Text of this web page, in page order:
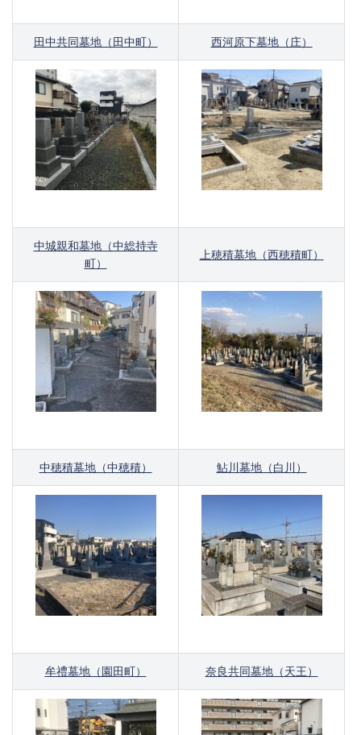
田中共同墓地（田中町） 西河原下墓地（庄）
中城親和墓地（中総持寺
町）
上穂積墓地（西穂積町）
中穂積墓地（中穂積） 鮎川墓地（白川）
牟禮墓地（園田町） 奈良共同墓地（天王）